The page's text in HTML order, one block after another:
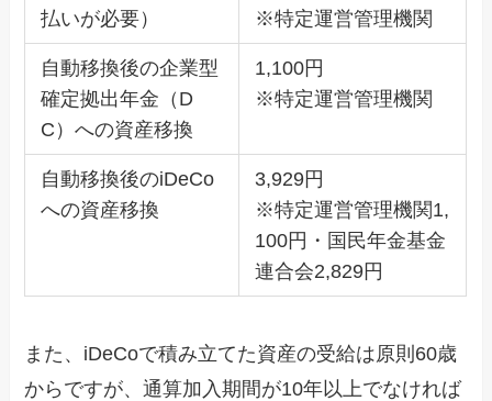
払いが必要）
※特定運営管理機関
自動移換後の企業型
確定拠出年金（D
C）への資産移換
1,100円
※特定運営管理機関
自動移換後のiDeCo
への資産移換
3,929円
※特定運営管理機関1,
100円・国民年金基金
連合会2,829円
また、iDeCoで積み立てた資産の受給は原則60歳
からですが、通算加入期間が10年以上でなければ